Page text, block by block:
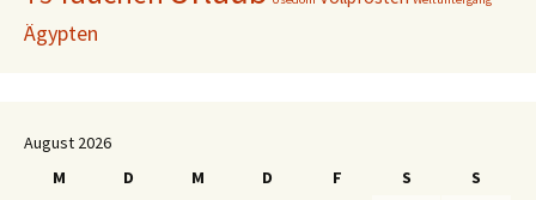
Ägypten
August 2026
M
D M D F S
S